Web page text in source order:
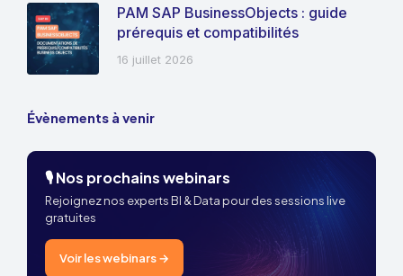
PAM SAP BusinessObjects : guide
prérequis et compatibilités
16 juillet 2026
Évènements à venir
🎙️ Nos prochains webinars
Rejoignez nos experts BI & Data pour des sessions live
gratuites
Voir les webinars →